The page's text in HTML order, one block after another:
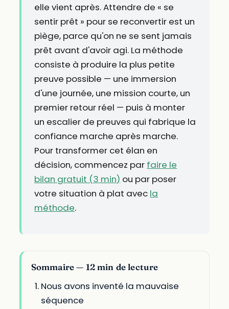
elle vient après. Attendre de « se
sentir prêt » pour se reconvertir est un
piège, parce qu'on ne se sent jamais
prêt avant d'avoir agi. La méthode
consiste à produire la plus petite
preuve possible — une immersion
d'une journée, une mission courte, un
premier retour réel — puis à monter
un escalier de preuves qui fabrique la
confiance marche après marche.
Pour transformer cet élan en
décision, commencez par faire le
bilan gratuit (3 min) ou par poser
votre situation à plat avec la
méthode.
Sommaire — 12 min de lecture
Nous avons inventé la mauvaise
séquence